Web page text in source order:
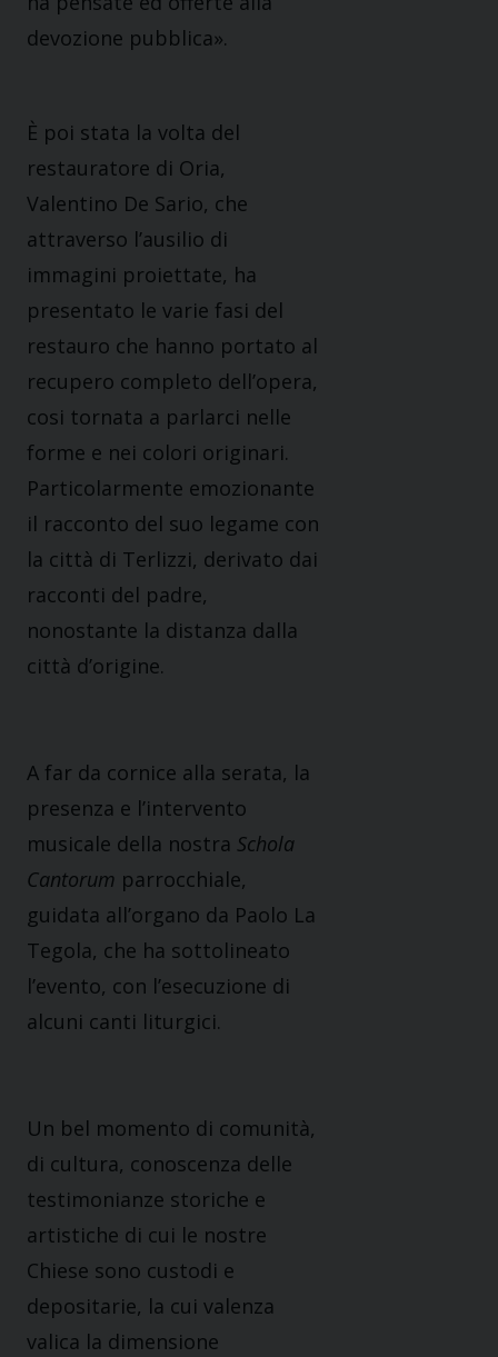
devozione pubblica».
È poi stata la volta del
restauratore di Oria,
Valentino De Sario, che
attraverso l’ausilio di
immagini proiettate, ha
presentato le varie fasi del
restauro che hanno portato al
recupero completo dell’opera,
cosi tornata a parlarci nelle
forme e nei colori originari.
Particolarmente emozionante
il racconto del suo legame con
la città di Terlizzi, derivato dai
racconti del padre,
nonostante la distanza dalla
città d’origine.
A far da cornice alla serata, la
presenza e l’intervento
musicale della nostra Schola
Cantorum parrocchiale,
guidata all’organo da Paolo La
Tegola, che ha sottolineato
l’evento, con l’esecuzione di
alcuni canti liturgici.
Un bel momento di comunità,
di cultura, conoscenza delle
testimonianze storiche e
artistiche di cui le nostre
Chiese sono custodi e
depositarie, la cui valenza
valica la dimensione